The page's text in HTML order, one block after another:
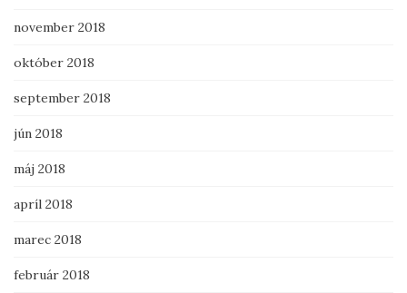
november 2018
október 2018
september 2018
jún 2018
máj 2018
apríl 2018
marec 2018
február 2018